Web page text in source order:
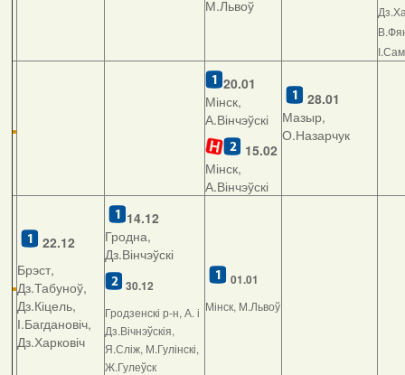
М.Львоў
20.01
Мінск,
А.Вінчэўскі
15.02
Мінск,
А.Вінчэўскі
28.01
Мазыр,
О.Назарчук
22.12
Брэст,
Дз.Табуноў,
Дз.Кіцель,
І.Багдановіч,
Дз.Харковіч
14.12
Гродна,
Дз.Вінчэўскі
30.12
Гродзенскі р-н, А. і
Дз.Вічнэўскія,
Я.Сліж, М.Гулінскі,
Ж.Гулеўск
01.01
Мінск, М.Львоў